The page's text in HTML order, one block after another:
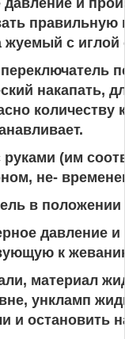
и
правильную
жуемый с иглой
накапать,
количеству
руками (им
не-
в положении
давление и
к
материал
ункламп
и остановить